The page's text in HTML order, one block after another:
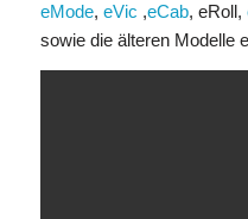
eMode, eVic ,eCab, eRoll,
sowie die älteren Modelle